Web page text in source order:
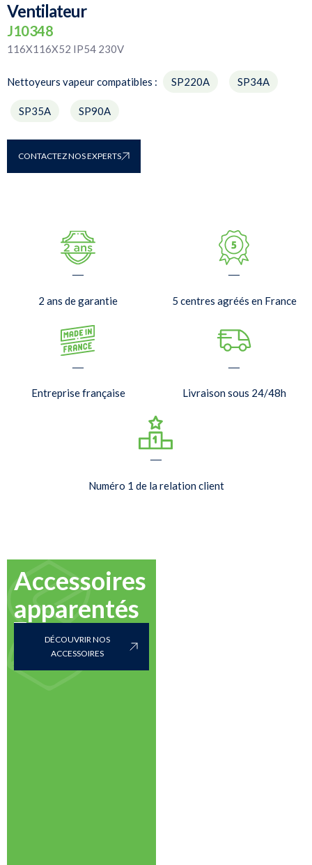
Ventilateur
J10348
116X116X52 IP54 230V
Nettoyeurs vapeur compatibles :
CONTACTEZ NOS EXPERTS
—
2 ans de garantie
—
5 centres agréés en France
—
Entreprise française
—
Livraison sous 24/48h
—
Numéro 1 de la relation client
Accessoires
apparentés
DÉCOUVRIR NOS
ACCESSOIRES